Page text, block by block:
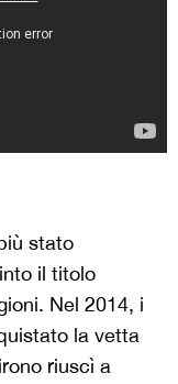
stato
il titolo
Nel 2014, i
la vetta
riuscì a